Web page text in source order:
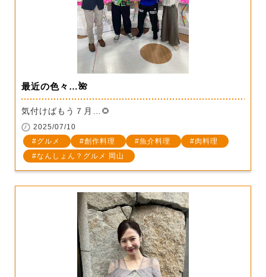
最近の色々…🌺
気付けばもう７月…🌻
2025/07/10
グルメ
創作料理 魚介料理
肉料理
なんしょん？グルメ 岡山